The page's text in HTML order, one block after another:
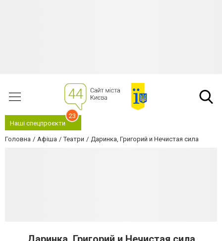
Наші спецпроєкти
23
Головна Афіша Театри Даринка, Григорий и Нечистая сила